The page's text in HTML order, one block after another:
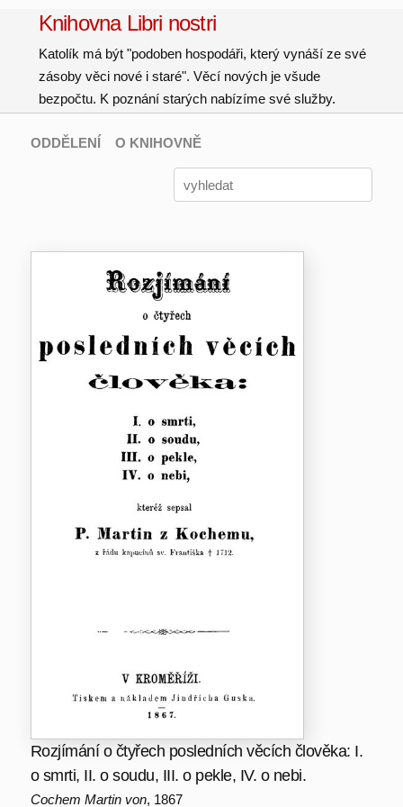
Knihovna Libri nostri
Katolík má být "podoben hospodáři, který vynáší ze své
zásoby věci nové i staré". Věcí nových je všude
bezpočtu. K poznání starých nabízíme své služby.
ODDĚLENÍ O KNIHOVNĚ
Rozjímání o čtyřech posledních věcích člověka: I.
o smrti, II. o soudu, III. o pekle, IV. o nebi.
Cochem Martin von, 1867